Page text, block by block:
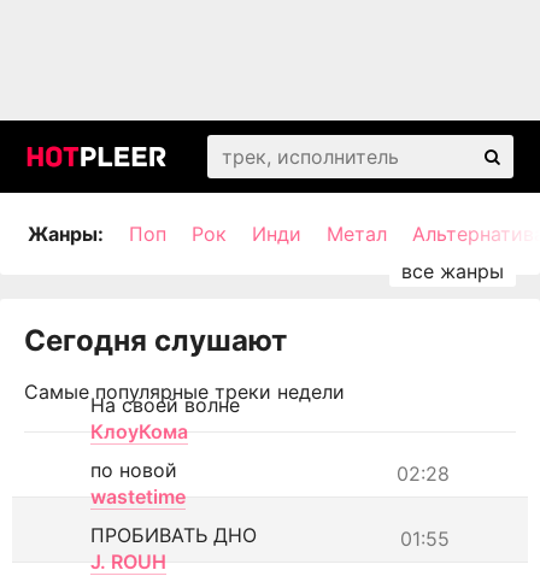
Жанры: Поп Рок Инди Метал
Сегодня слушают
Самые популярные треки недели
На своей волне
КлоуКома
02:28
по новой
wastetime
01:55
ПРОБИВАТЬ ДНО
J. ROUH